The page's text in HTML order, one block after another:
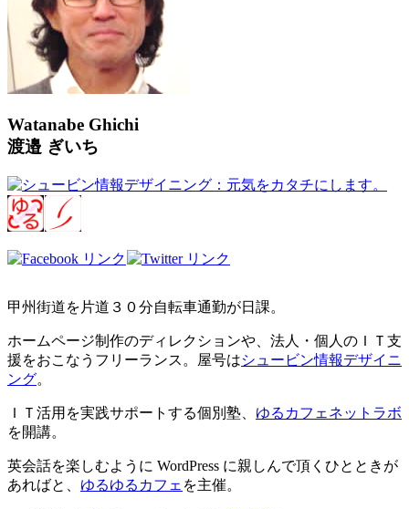
Watanabe Ghichi
渡邉 ぎいち
甲州街道を片道３０分自転車通勤が日課。
ホームページ制作のディレクションや、法人・個人のＩＴ支
援をおこなうフリーランス。屋号はシュービン情報デザイニ
ング。
ＩＴ活用を実践サポートする個別塾、 ゆるカフェネットラボ
を開講。
英会話を楽しむように WordPress に親しんで頂くひとときが
あればと、 ゆるゆるカフェ を主催。